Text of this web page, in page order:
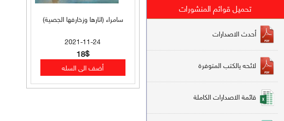
تاريخ (138)
فقه شافعي (132)
فقه حنفي (113)
فقه مالكي (112)
تفسير قرآن (106)
تحميل قوائم المنشورات
أحدث الاصدارات
لائحه يالكتب المتوفرة
قائمة الاصدارات الكاملة
سامراء (اثارها وزخارفها الجصية)
2021-11-24
18$